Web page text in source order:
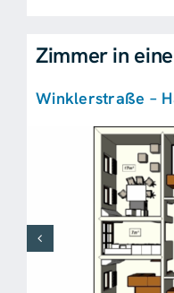
Zimmer in
Winklerstraße –